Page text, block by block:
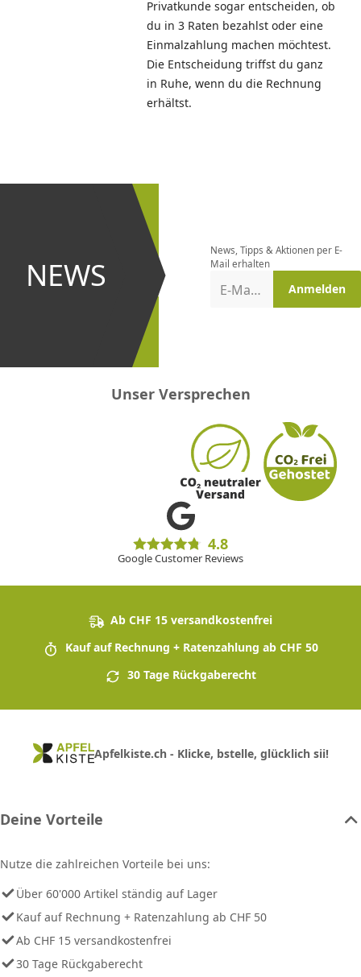
Privatkunde sogar entscheiden, ob
du in 3 Raten bezahlst oder eine
Einmalzahlung machen möchtest.
Die Entscheidung triffst du ganz
in Ruhe, wenn du die Rechnung
erhältst.
NEWS
und bei
Aktionen
News, Tipps & Aktionen per E-
Mail erhalten
E-Mail-Adresse Anmelden
Unser Versprechen
4.8
Google Customer Reviews
Ab CHF 15 versandkostenfrei
Kauf auf Rechnung + Ratenzahlung ab CHF 50
30 Tage Rückgaberecht
Apfelkiste.ch - Klicke, bstelle, glücklich sii!
Deine Vorteile
Nutze die zahlreichen Vorteile bei uns:
Über 60'000 Artikel ständig auf Lager
Kauf auf Rechnung + Ratenzahlung ab CHF 50
Ab CHF 15 versandkostenfrei
30 Tage Rückgaberecht